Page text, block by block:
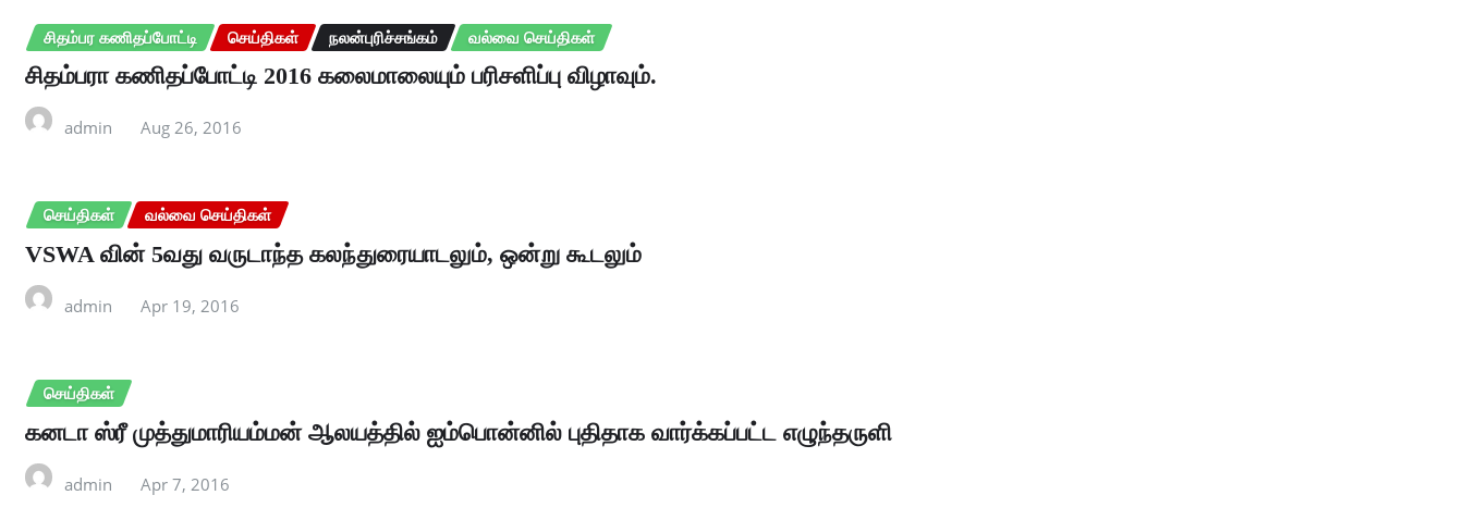
சிதம்பர கணிதப்போட்டி செய்திகள் நலன்புரிச்சங்கம் வல்வை செய்திகள்
சிதம்பரா கணிதப்போட்டி 2016 கலைமாலையும் பரிசளிப்பு விழாவும்.
admin Aug 26, 2016
செய்திகள் வல்வை செய்திகள்
VSWA வின் 5வது வருடாந்த கலந்துரையாடலும், ஒன்று கூடலும்
admin Apr 19, 2016
செய்திகள்
கனடா ஸ்ரீ முத்துமாரியம்மன் ஆலயத்தில் ஐம்பொன்னில் புதிதாக வார்க்கப்பட்ட எழுந்தருளி
admin Apr 7, 2016